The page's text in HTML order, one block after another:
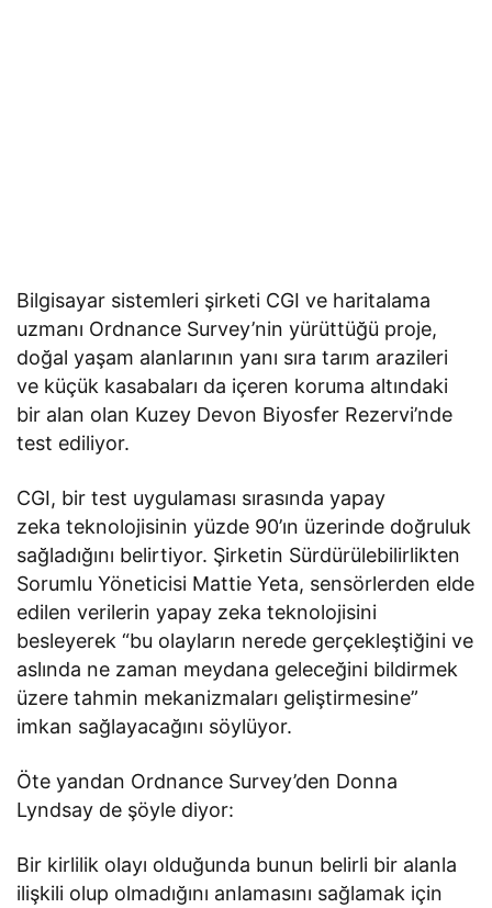
Bilgisayar sistemleri şirketi CGI ve haritalama
uzmanı Ordnance Survey’nin yürüttüğü proje,
doğal yaşam alanlarının yanı sıra tarım arazileri
ve küçük kasabaları da içeren koruma altındaki
bir alan olan Kuzey Devon Biyosfer Rezervi’nde
test ediliyor.
CGI, bir test uygulaması sırasında yapay
zeka teknolojisinin yüzde 90’ın üzerinde doğruluk
sağladığını belirtiyor. Şirketin Sürdürülebilirlikten
Sorumlu Yöneticisi Mattie Yeta, sensörlerden elde
edilen verilerin yapay zeka teknolojisini
besleyerek “bu olayların nerede gerçekleştiğini ve
aslında ne zaman meydana geleceğini bildirmek
üzere tahmin mekanizmaları geliştirmesine”
imkan sağlayacağını söylüyor.
Öte yandan Ordnance Survey’den Donna
Lyndsay de şöyle diyor:
Bir kirlilik olayı olduğunda bunun belirli bir alanla
ilişkili olup olmadığını anlamasını sağlamak için